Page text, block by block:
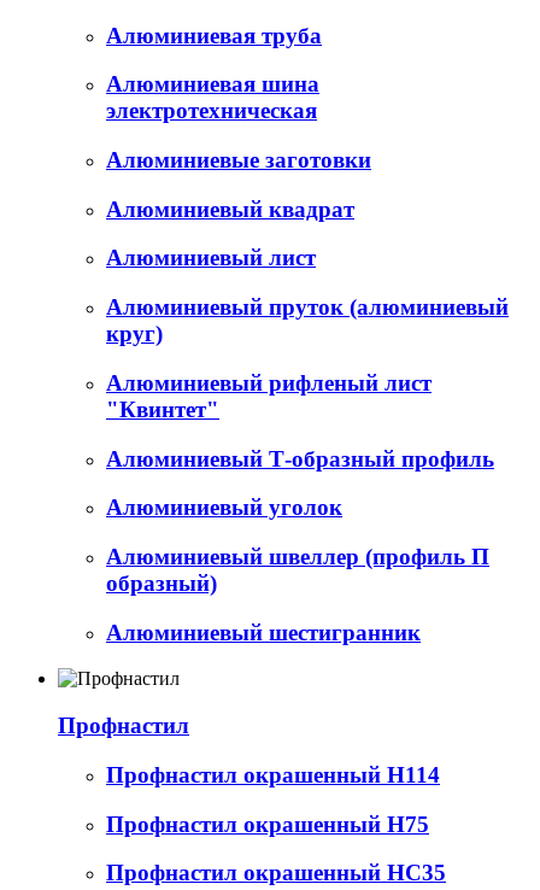
Алюминиевая труба
Алюминиевая шина
электротехническая
Алюминиевые заготовки
Алюминиевый квадрат
Алюминиевый лист
Алюминиевый пруток (алюминиевый
круг)
Алюминиевый рифленый лист
"Квинтет"
Алюминиевый Т-образный профиль
Алюминиевый уголок
Алюминиевый швеллер (профиль П
образный)
Алюминиевый шестигранник
Профнастил
Профнастил окрашенный Н114
Профнастил окрашенный Н75
Профнастил окрашенный НС35